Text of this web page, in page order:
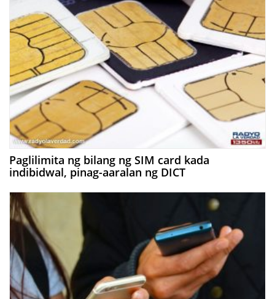
Paglilimita ng bilang ng SIM card kada
indibidwal, pinag-aaralan ng DICT